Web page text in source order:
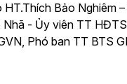
Bảo Nghiêm
- Ủy viên TT
Phó ban TT BTS